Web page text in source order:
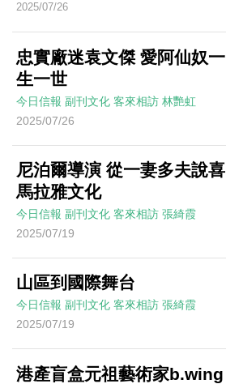
2025/07/26
忠實廠迷袁文傑 愛阿仙奴一
生一世
今日信報 副刊文化 客來相訪 林艷虹
2025/07/26
尼泊爾導演 從一妻多夫說喜
馬拉雅文化
今日信報 副刊文化 客來相訪 張綺霞
2025/07/19
山區到國際舞台
今日信報 副刊文化 客來相訪 張綺霞
2025/07/19
港產盲盒元祖藝術家b.wing